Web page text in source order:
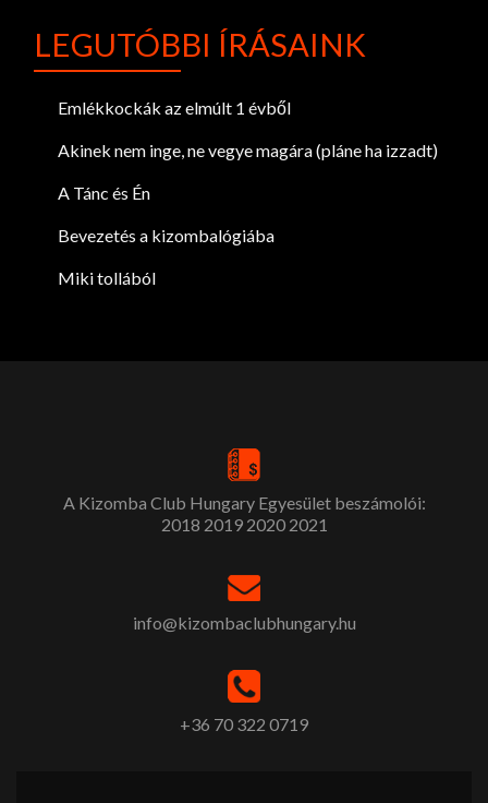
LEGUTÓBBI ÍRÁSAINK
Emlékkockák az elmúlt 1 évből
Akinek nem inge, ne vegye magára (pláne ha izzadt)
A Tánc és Én
Bevezetés a kizombalógiába
Miki tollából
A Kizomba Club Hungary Egyesület beszámolói:
2018 2019 2020 2021
info@kizombaclubhungary.hu
+36 70 322 0719